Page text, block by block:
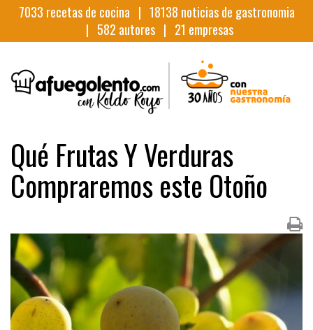
7033 recetas de cocina | 18138 noticias de gastronomia
| 582 autores | 21 empresas
Qué Frutas Y Verduras
Compraremos este Otoño